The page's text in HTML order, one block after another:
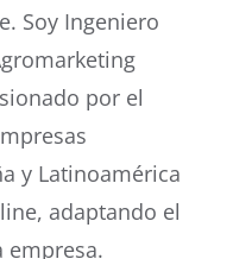
Soy Ingeniero
por el
y Latinoamérica
adaptando el
empresa.